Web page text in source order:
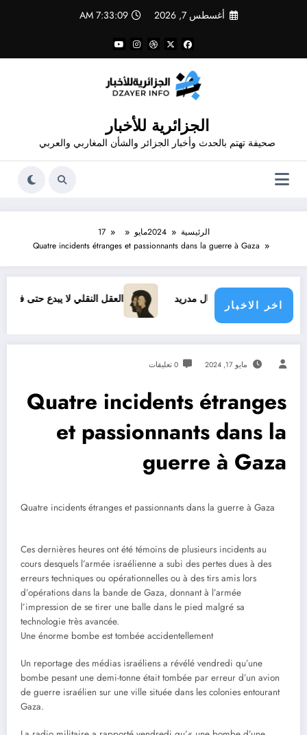
أغسطس 7, 2026 7:33:10 AM
الجزائرية للأخبار
صحيفة تهتم بالحدث وأخبار الجزائر والشأن المغاربي والعربي
الرئيسية 2024مايو
17
Quatre incidents étranges et passionnants dans la guerre à Gaza
اخر الاخبار
الجديد مع ريال مدريد العقل النقلي لا يبدع حتى في تجارب
مايو 17, 2024 0 تعليقات
Quatre incidents étranges
et passionnants dans la
guerre à Gaza
Quatre incidents étranges et passionnants dans la guerre à Gaza
Ces dernières heures ont été témoins de plusieurs incidents au
cours desquels l’armée israélienne a subi des pertes dues à des
erreurs techniques ou opérationnelles ou à des tirs amis lors
d’opérations dans la bande de Gaza, donnant à l’armée
l’impression de se tirer une balle dans le pied malgré sa
technologie très avancée.
Une énorme bombe est tombée accidentellement
Un reportage des médias israéliens a révélé vendredi qu’une
bombe pesant une demi-tonne était tombée par erreur d’un avion
de guerre israélien sur une ville située dans les colonies entourant
Gaza.